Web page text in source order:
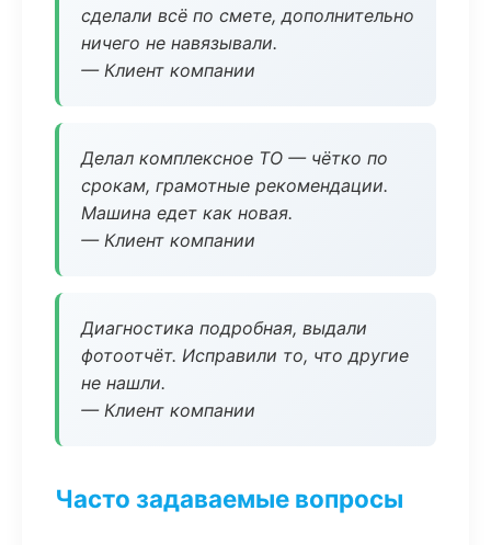
сделали всё по смете, дополнительно
ничего не навязывали.
— Клиент компании
Делал комплексное ТО — чётко по
срокам, грамотные рекомендации.
Машина едет как новая.
— Клиент компании
Диагностика подробная, выдали
фотоотчёт. Исправили то, что другие
не нашли.
— Клиент компании
Часто задаваемые вопросы